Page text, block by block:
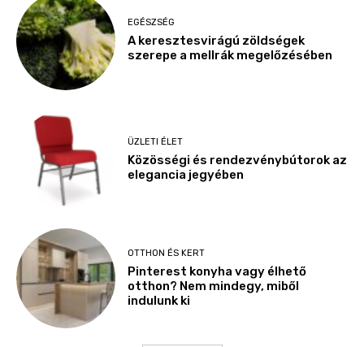
EGÉSZSÉG
A keresztesvirágú zöldségek
szerepe a mellrák megelőzésében
ÜZLETI ÉLET
Közösségi és rendezvénybútorok az
elegancia jegyében
OTTHON ÉS KERT
Pinterest konyha vagy élhető
otthon? Nem mindegy, miből
indulunk ki